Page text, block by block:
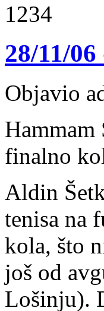
1234
28/11/
Objavio
finalno
Aldin
tenisa na
kola, što
još od
Lošinju).